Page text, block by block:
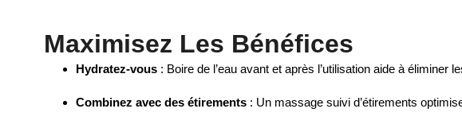
Maximisez Les Bénéfices
Hydratez-vous : Boire de l’eau avant et après l’utilisation aide à éliminer
Combinez avec des étirements : Un massage suivi d’étirements